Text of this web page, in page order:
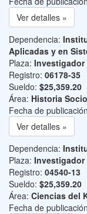
Ver detalles »
Dependencia:
Aplicadas y en
Plaza: Investigador
Registro: 06178-35
Sueldo: $25,359.20
Área: Historia
Fecha de
Ver detalles »
Dependencia:
Plaza: Investigador
Registro: 04540-13
Sueldo: $25,359.20
Área: Ciencias del
Fecha de